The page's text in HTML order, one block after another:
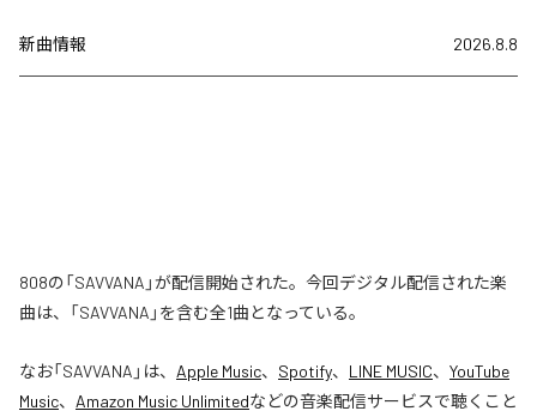
新曲情報 2026.8.8
808の「SAVVANA」が配信開始された。今回デジタル配信された楽
曲は、「SAVVANA」を含む全1曲となっている。
なお「SAVVANA 」は、 Apple Music、 Spotify、 LINE MUSIC、 YouTube
Music、 Amazon Music Unlimitedなどの音楽配信サービスで聴くこと